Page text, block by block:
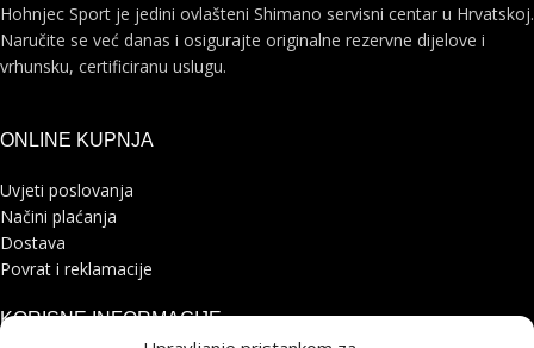
Hohnjec Sport je jedini ovlašteni Shimano servisni centar u Hrvatskoj.
Naručite se već danas i osigurajte originalne rezervne dijelove i
vrhunsku, certificiranu uslugu.
ONLINE KUPNJA
Uvjeti poslovanja
Načini plaćanja
Dostava
Povrat i reklamacije
KORISNE INFORMACIJE